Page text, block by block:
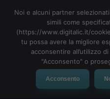
Noi e alcuni partner
simili come
(https://www.digitalic.it/
tu possa avere la migliore
acconsentire all’utilizzo
"Acconsento" o
Acconsento